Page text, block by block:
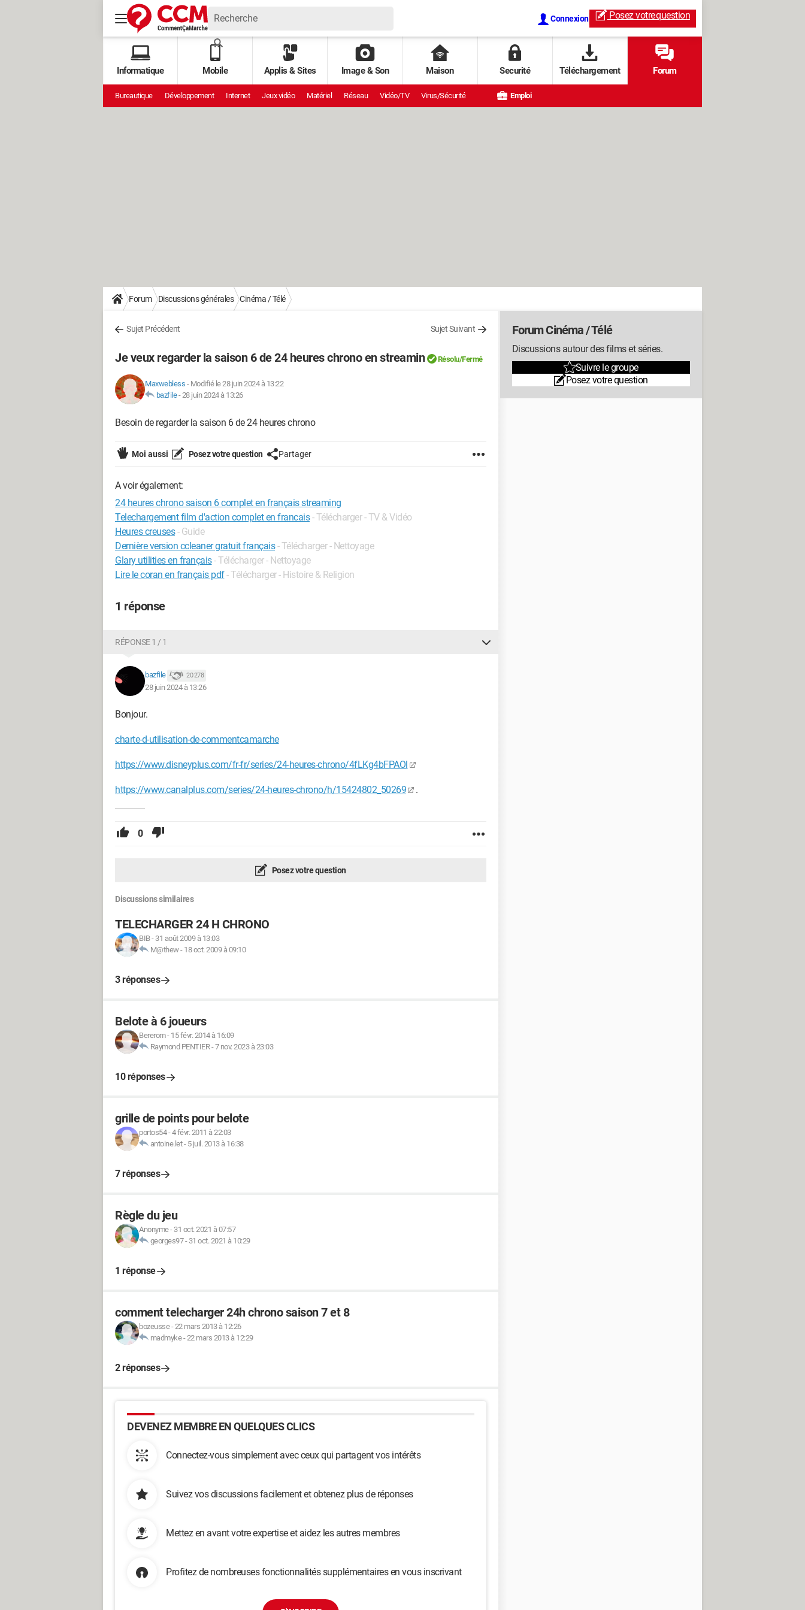
Connexion Posez votrequestion
Informatique Mobile Applis & Sites Image & Son Maison Securité Téléchargement Forum
Bureautique Développement Internet Jeux vidéo Matériel Réseau Vidéo/TV Virus/Sécurité Emploi
Forum Discussions générales Cinéma / Télé
Sujet Précédent Sujet Suivant
Je veux regarder la saison 6 de 24 heures chrono en streamin Résolu/Fermé
Maxwebless - Modifié le 28 juin 2024 à 13:22
bazfile-28 juin 2024 à 13:26
Besoin de regarder la saison 6 de 24 heures chrono
Moi aussi Posez votre question Partager
A voir également:
24 heures chrono saison 6 complet en français streaming
Telechargement film d'action complet en francais - Télécharger - TV & Vidéo
Heures creuses - Guide
Dernière version ccleaner gratuit français - Télécharger - Nettoyage
Glary utilities en français- Télécharger - Nettoyage
Lire le coran en français pdf- Télécharger - Histoire & Religion
1 réponse
RÉPONSE 1 / 1
bazfile 20 278
28 juin 2024 à 13:26
Bonjour.
charte-d-utilisation-de-commentcamarche
https://www.disneyplus.com/fr-fr/series/24-heures-chrono/4fLKg4bFPAOl
https://www.canalplus.com/series/24-heures-chrono/h/15424802_50269 .
0
Posez votre question
Discussions similaires
TELECHARGER 24 H CHRONO
BIB- 31 août 2009 à 13:03
M@thew- 18 oct. 2009 à 09:10
3 réponses
Belote à 6 joueurs
Bererom- 15 févr. 2014 à 16:09
Raymond PENTIER-7 nov. 2023 à 23:03
10 réponses
grille de points pour belote
portos54-4 févr. 2011 à 22:03
antoine.let- 5 juil. 2013 à 16:38
7 réponses
Règle du jeu
Anonyme- 31 oct. 2021 à 07:57
georges97- 31 oct. 2021 à 10:29
1 réponse
comment telecharger 24h chrono saison 7 et 8
bozeusse-22 mars 2013 à 12:26
madmyke-22 mars 2013 à 12:29
2 réponses
DEVENEZ MEMBRE EN QUELQUES CLICS
Connectez-vous simplement avec ceux qui partagent vos intérêts
Suivez vos discussions facilement et obtenez plus de réponses
Mettez en avant votre expertise et aidez les autres membres
Profitez de nombreuses fonctionnalités supplémentaires en vous inscrivant
Forum Cinéma / Télé
Discussions autour des films et séries.
Suivre le groupe
Posez votre question